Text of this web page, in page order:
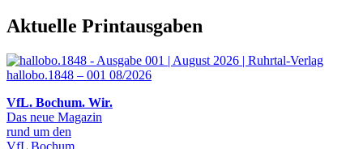
Aktuelle Printausgaben
hallobo.1848 – 001 08/2026
VfL. Bochum. Wir.
Das neue Magazin
rund um den